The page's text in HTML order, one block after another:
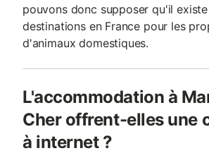
pouvons donc supposer qu'il
destinations en France pour les
d'animaux domestiques.
L'accommodation à
Cher offrent-elles une
à internet ?